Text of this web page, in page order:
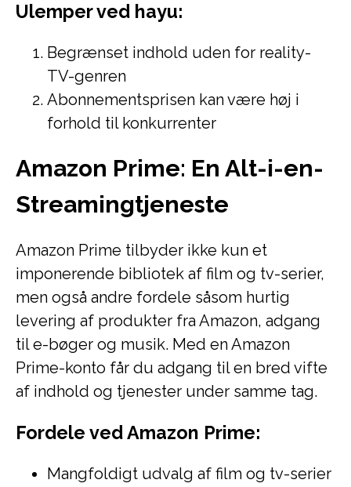
Ulemper ved hayu:
Begrænset indhold uden for reality-
TV-genren
Abonnementsprisen kan være høj i
forhold til konkurrenter
Amazon Prime: En Alt-i-en-
Streamingtjeneste
Amazon Prime tilbyder ikke kun et
imponerende bibliotek af film og tv-serier,
men også andre fordele såsom hurtig
levering af produkter fra Amazon, adgang
til e-bøger og musik. Med en Amazon
Prime-konto får du adgang til en bred vifte
af indhold og tjenester under samme tag.
Fordele ved Amazon Prime:
Mangfoldigt udvalg af film og tv-serier